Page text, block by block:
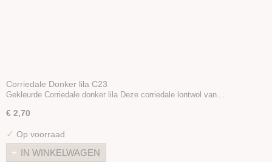
Corriedale Donker lila C23
Gekleurde Corriedale donker lila Deze corriedale lontwol van…
€ 2,70
✓ Op voorraad
IN WINKELWAGEN